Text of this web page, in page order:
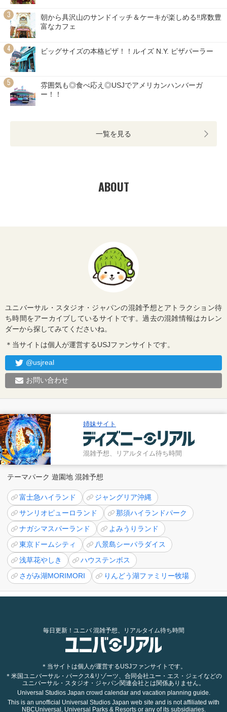
朝から具沢山のサンドイッチ＆ケーキが楽しめる‼席数豊
富なカフェ
ビッグサイズの本格ピザ！！ルイズ N.Y. ピザパーラー
雰囲気も◎食べ応え◎USJでアメリカンハンバーガ
ー！！
一覧を見る
ABOUT
ユニバーサル・スタジオ・ジャパンの混雑予想とアトラクション待
ち時間をアーカイブしているサイトです。過去の混雑情報はカレン
ダーから探してみてくださいね。
＊当サイトは個人が運営するUSJファンサイトです。
@usjreal
お問い合わせ
姉妹サイト
混雑予想、リアルタイム待ち時間
テーマパーク 遊園地 混雑予想
富士急ハイランド
ジャングリア沖縄
サンリオピューロランド
那須ハイランドパーク
ナガシマスパーランド
よみうりランド
東京ドームシティ
八景島シーパラダイス
浅草花やしき
ハウステンボス
さがみ湖MORIMORI
りんどう湖ファミリー牧場
毎日更新！ユニバ 混雑予想、リアルタイム待ち時間
＊当サイトは個人が運営するUSJファンサイトです。
＊米国ユニバーサル・パークス&リゾーツ、合同会社ユー・エス・ジェイなどの
ユニバーサル・スタジオ・ジャパン関連会社とは関係ありません。
Universal Studios Japan crowd calendar and vacation planning guide.
This is an unofficial Universal Studios Japan web site and is not affiliated with
NBCUniversal, Universal Parks & Resorts or any of its subsidiaries.